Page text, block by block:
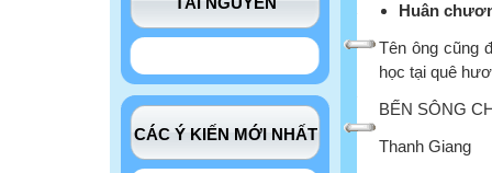
CÁC Ý KIẾN MỚI NHẤT
Huân
Tên ông cũng
học tại quê
BẾN SÔNG
Thanh Giang